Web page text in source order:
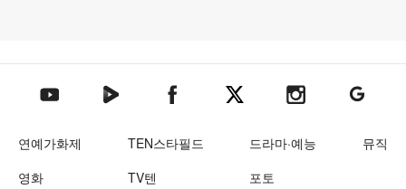
텐아시아 유튜브텐아시아 네이버TV텐아시아 페이스북텐아시아 엑스텐아시아 인스타그램
텐아시아
연예가화제 TEN스타필드 드라마·예능
뮤직
영화
TV텐 포토